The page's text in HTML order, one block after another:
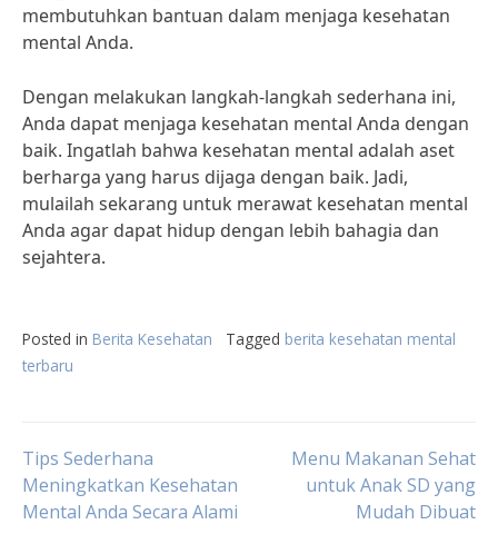
membutuhkan bantuan dalam menjaga kesehatan
mental Anda.
Dengan melakukan langkah-langkah sederhana ini,
Anda dapat menjaga kesehatan mental Anda dengan
baik. Ingatlah bahwa kesehatan mental adalah aset
berharga yang harus dijaga dengan baik. Jadi,
mulailah sekarang untuk merawat kesehatan mental
Anda agar dapat hidup dengan lebih bahagia dan
sejahtera.
Posted in Berita Kesehatan Tagged berita kesehatan mental
terbaru
Post
navigation
Tips Sederhana
Meningkatkan Kesehatan
Mental Anda Secara Alami
Menu Makanan Sehat
untuk Anak SD yang
Mudah Dibuat